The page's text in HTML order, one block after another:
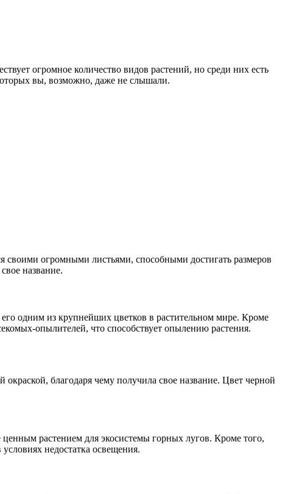
огромное количество видов растений, но среди них есть
вы, возможно, даже не слышали.
своими огромными листьями, способными достигать размеров
название.
одним из крупнейших цветков в растительном мире. Кроме
опылителей, что способствует опылению растения.
благодаря чему получила свое название. Цвет черной
растением для экосистемы горных лугов. Кроме того,
недостатка освещения.